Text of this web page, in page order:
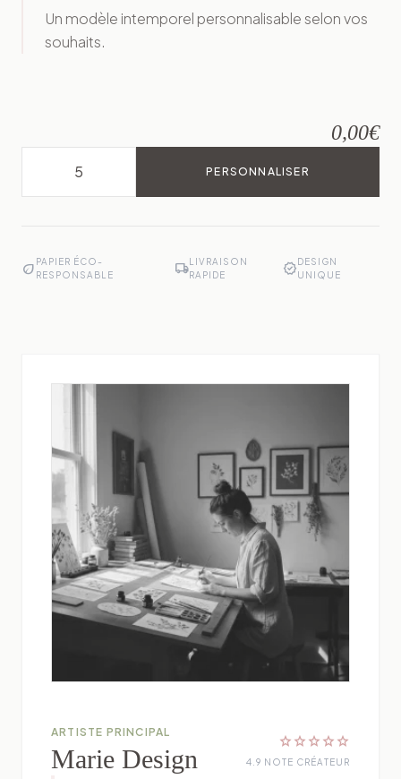
Un modèle intemporel personnalisable selon vos
souhaits.
0,00€
PERSONNALISER
eco PAPIER ÉCO-
RESPONSABLE
local_shippingLIVRAISON
RAPIDE
verifiedDESIGN
UNIQUE
ARTISTE PRINCIPAL
Marie Design
star star star star star
4.9 NOTE CRÉATEUR